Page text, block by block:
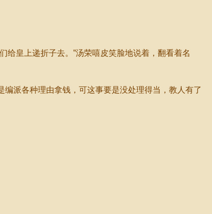
皇上递折子去。”汤荣嘻皮笑脸地说着，翻看着名
派各种理由拿钱，可这事要是没处理得当，教人有了